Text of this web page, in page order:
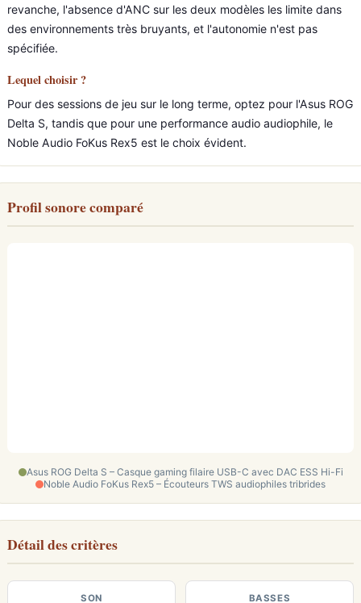
revanche, l'absence d'ANC sur les deux modèles les limite dans
des environnements très bruyants, et l'autonomie n'est pas
spécifiée.
Lequel choisir ?
Pour des sessions de jeu sur le long terme, optez pour l'Asus ROG
Delta S, tandis que pour une performance audio audiophile, le
Noble Audio FoKus Rex5 est le choix évident.
Profil sonore comparé
Asus ROG Delta S – Casque gaming filaire USB-C avec DAC ESS Hi-Fi
Noble Audio FoKus Rex5 – Écouteurs TWS audiophiles tribrides
Détail des critères
SON BASSES